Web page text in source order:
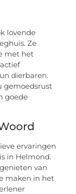
lovende
Ze
met het
dierbaren.
gemoedsrust
goede
ervaringen
in Helmond.
van
maken in het